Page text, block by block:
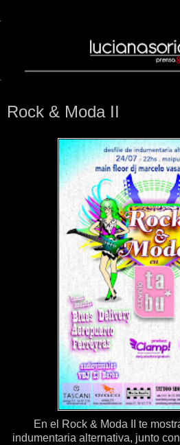
Rock & Moda II
En el Rock & Moda II te
indumentaria alternativa, junto